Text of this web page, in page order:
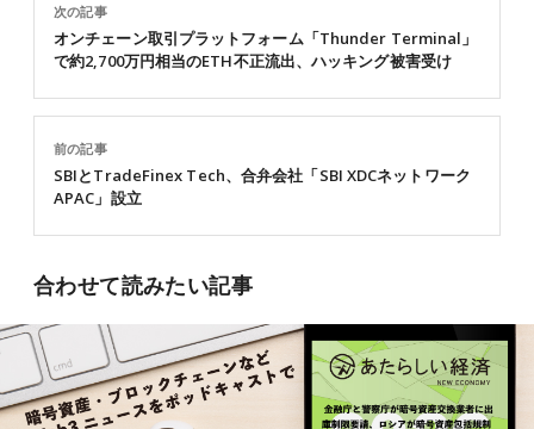
前の記事
SBIとTradeFinex Tech、合弁会社「SBI XDCネットワーク
APAC」設立
次の記事
オンチェーン取引プラットフォーム「Thunder Terminal」
で約2,700万円相当のETH不正流出、ハッキング被害受け
合わせて読みたい記事